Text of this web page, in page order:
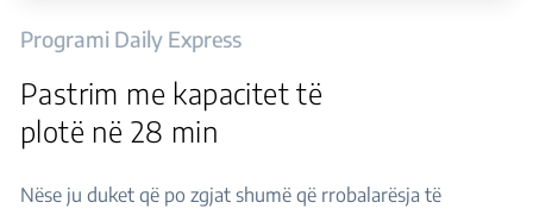
Programi Daily Express
Pastrim me kapacitet të
plotë në 28 min
Nëse ju duket që po zgjat shumë që rrobalarësja të